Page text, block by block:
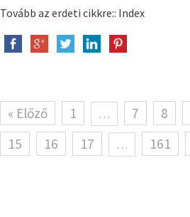
Tovább az erdeti cikkre:: Index
« Előző 1 … 7 8
15
16 17 … 161